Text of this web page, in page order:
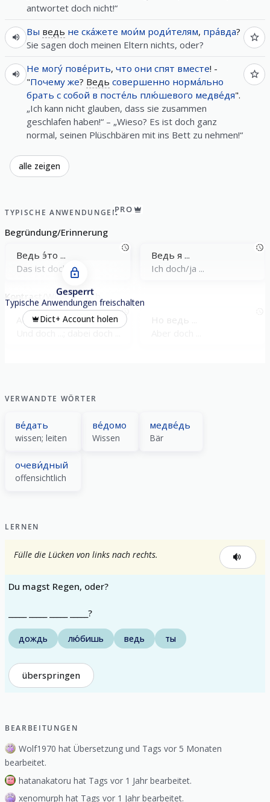
antwortet doch nicht!“
Вы ведь не ска́жете мои́м роди́телям, пра́вда?
Sie sagen doch meinen Eltern nichts, oder?
Не могу́ пове́рить, что они спят вместе! -
"Почему же? Ведь совершенно норма́льно
брать с собой в посте́ль плю́шевого медве́дя".
„Ich kann nicht glauben, dass sie zusammen
geschlafen haben!“ – „Wieso? Es ist doch ganz
normal, seinen Plüschbären mit ins Bett zu nehmen!“
alle zeigen
TYPISCHE ANWENDUNGENPRO
Begründung/Erinnerung
Ведь э́то ...
Das ist doch/ja ...
Ведь я ...
Ich doch/ja ...
Kontrast/Widerspruch
А ведь ...
Gesperrt
Typische Anwendungen freischalten
Dict+ Account holen
VERWANDTE WÖRTER
ве́дать
wissen; leiten
ве́домо
Wissen
медве́дь
Bär
очеви́дный
offensichtlich
LERNEN
Fülle die Lücken von links nach rechts.
Du magst Regen, oder?
_____ _____ _____ _____?
дождь лю́бишь ведь ты
überspringen
BEARBEITUNGEN
Wolf1970 hat Übersetzung und Tags vor 5 Monaten
bearbeitet.
hatanakatoru hat Tags vor 1 Jahr bearbeitet.
xenomurph hat Tags vor 1 Jahr bearbeitet.